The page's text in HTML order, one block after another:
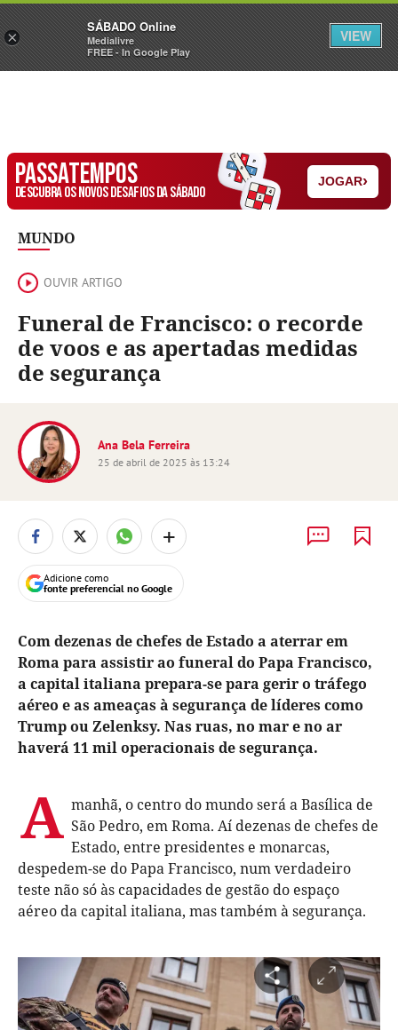
Sábado Assine Iniciar Sessão
PASSATEMPOS
DESCUBRA OS NOVOS DESAFIOS DA SÁBADO
JOGAR›
MUNDO
OUVIR ARTIGO
Funeral de Francisco: o recorde
de voos e as apertadas medidas
de segurança
Ana Bela Ferreira
25 de abril de 2025 às 13:24
+
Adicione como
fonte preferencial no Google
Com dezenas de chefes de Estado a aterrar em
Roma para assistir ao funeral do Papa Francisco,
a capital italiana prepara-se para gerir o tráfego
aéreo e as ameaças à segurança de líderes como
Trump ou Zelenksy. Nas ruas, no mar e no ar
haverá 11 mil operacionais de segurança.
A manhã, o centro do mundo será a Basílica de
São Pedro, em Roma. Aí dezenas de chefes de
Estado, entre presidentes e monarcas,
despedem-se do Papa Francisco, num verdadeiro
teste não só às capacidades de gestão do espaço
aéreo da capital italiana, mas também à segurança.
×
SÁBADO Online
Medialivre
FREE - In Google Play
VIEW